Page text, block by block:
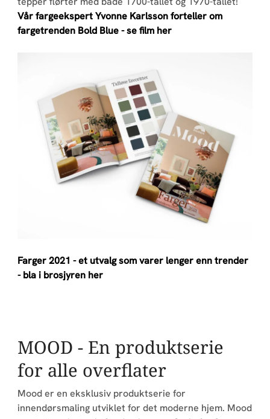
Vår fargeekspert Yvonne Karlsson forteller om
fargetrenden Bold Blue - se film her
Farger 2021 - et utvalg som varer lenger enn trender
- bla i brosjyren her
MOOD - En produktserie
for alle overflater
Mood er en eksklusiv produktserie for
innendørsmaling utviklet for det moderne hjem. Mood